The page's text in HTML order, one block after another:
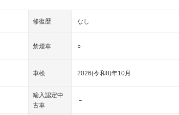
修復歴 なし
禁煙車 ○
車検 2026(令和8)年10月
輸入認定中
古車
－